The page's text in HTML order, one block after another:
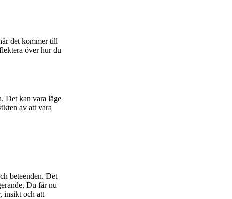
det kommer till
över hur du
Det kan vara läge
av att vara
beteenden. Det
Du får nu
insikt och att